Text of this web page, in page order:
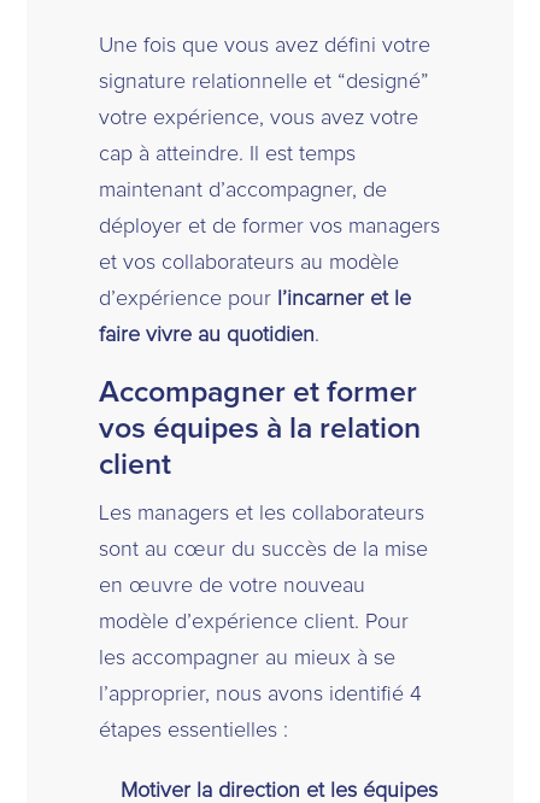
Une fois que vous avez défini votre
signature relationnelle et “designé”
votre expérience, vous avez votre
cap à atteindre. Il est temps
maintenant d’accompagner, de
déployer et de former vos managers
et vos collaborateurs au modèle
d’expérience pour l’incarner et le
faire vivre au quotidien.
Accompagner et former
vos équipes à la relation
client
Les managers et les collaborateurs
sont au cœur du succès de la mise
en œuvre de votre nouveau
modèle d’expérience client. Pour
les accompagner au mieux à se
l’approprier, nous avons identifié 4
étapes essentielles :
Motiver la direction et les équipes